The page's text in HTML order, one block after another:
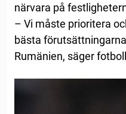
närvara på
– Vi måste prioritera
bästa
Rumänien, säger